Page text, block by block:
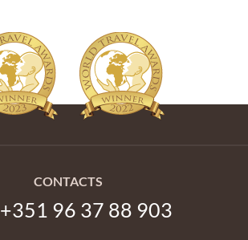
CONTACTS
+351 96 37 88 903